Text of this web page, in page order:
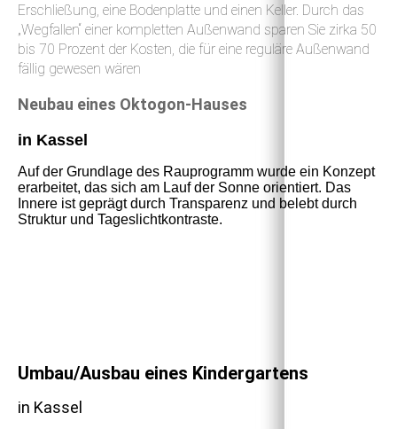
Erschließung, eine Bodenplatte und einen Keller. Durch das
„Wegfallen“ einer kompletten Außenwand sparen Sie zirka 50
bis 70 Prozent der Kosten, die für eine reguläre Außenwand
fällig gewesen wären
Neubau eines Oktogon-Hauses
in Kassel
Auf der Grundlage des Rauprogramm wurde ein Konzept
erarbeitet, das sich am Lauf der Sonne orientiert. Das
Innere ist geprägt durch Transparenz und belebt durch
Struktur und Tageslichtkontraste.
Umbau/Ausbau eines Kindergartens
in Kassel